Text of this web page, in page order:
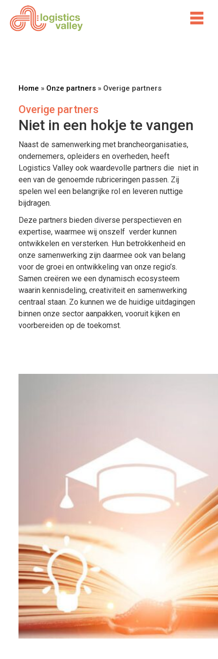
Home » Onze partners» Overige partners
Overige partners
Niet in een hokje te vangen
Naast de samenwerking met brancheorganisaties,
ondernemers, opleiders en overheden, heeft
Logistics Valley ook waardevolle partners die niet in
een van de genoemde rubriceringen passen. Zij
spelen wel een belangrijke rol en leveren nuttige
bijdragen.
Deze partners bieden diverse perspectieven en
expertise, waarmee wij onszelf verder kunnen
ontwikkelen en versterken. Hun betrokkenheid en
onze samenwerking zijn daarmee ook van belang
voor de groei en ontwikkeling van onze regio’s.
Samen creëren we een dynamisch ecosysteem
waarin kennisdeling, creativiteit en samenwerking
centraal staan. Zo kunnen we de huidige uitdagingen
binnen onze sector aanpakken, vooruit kijken en
voorbereiden op de toekomst.